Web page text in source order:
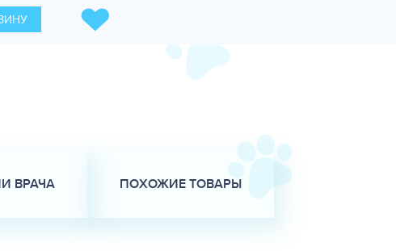
ВРАЧА ПОХОЖИЕ ТОВАРЫ